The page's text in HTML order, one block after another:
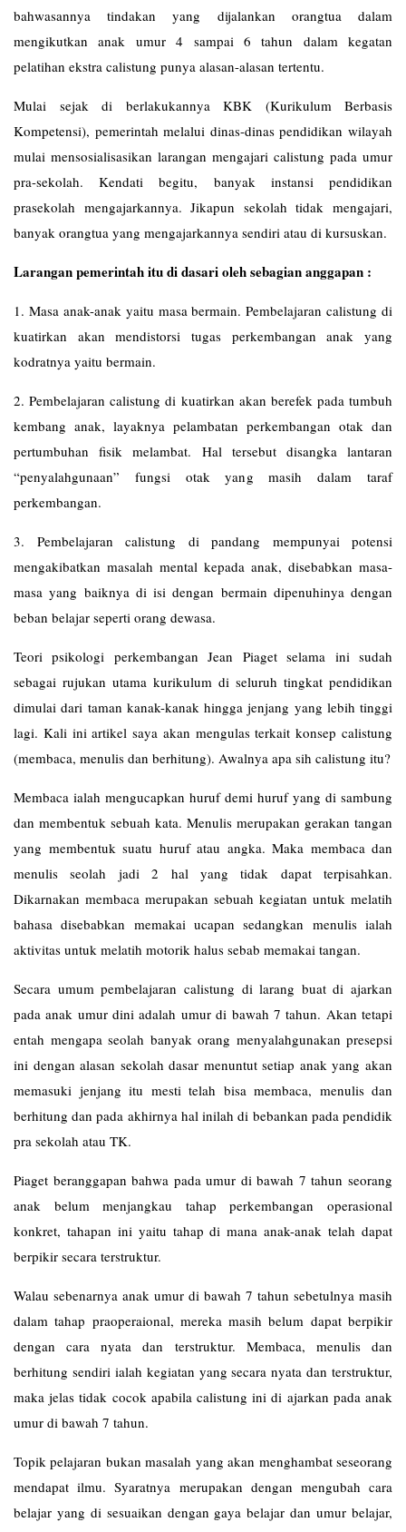
bahwasannya tindakan yang dijalankan orangtua dalam
mengikutkan anak umur 4 sampai 6 tahun dalam kegatan
pelatihan ekstra calistung punya alasan-alasan tertentu.
Mulai sejak di berlakukannya KBK (Kurikulum Berbasis
Kompetensi), pemerintah melalui dinas-dinas pendidikan wilayah
mulai mensosialisasikan larangan mengajari calistung pada umur
pra-sekolah. Kendati begitu, banyak instansi pendidikan
prasekolah mengajarkannya. Jikapun sekolah tidak mengajari,
banyak orangtua yang mengajarkannya sendiri atau di kursuskan.
Larangan pemerintah itu di dasari oleh sebagian anggapan :
1. Masa anak-anak yaitu masa bermain. Pembelajaran calistung di
kuatirkan akan mendistorsi tugas perkembangan anak yang
kodratnya yaitu bermain.
2. Pembelajaran calistung di kuatirkan akan berefek pada tumbuh
kembang anak, layaknya pelambatan perkembangan otak dan
pertumbuhan fisik melambat. Hal tersebut disangka lantaran
“penyalahgunaan” fungsi otak yang masih dalam taraf
perkembangan.
3. Pembelajaran calistung di pandang mempunyai potensi
mengakibatkan masalah mental kepada anak, disebabkan masa-
masa yang baiknya di isi dengan bermain dipenuhinya dengan
beban belajar seperti orang dewasa.
Teori psikologi perkembangan Jean Piaget selama ini sudah
sebagai rujukan utama kurikulum di seluruh tingkat pendidikan
dimulai dari taman kanak-kanak hingga jenjang yang lebih tinggi
lagi. Kali ini artikel saya akan mengulas terkait konsep calistung
(membaca, menulis dan berhitung). Awalnya apa sih calistung itu?
Membaca ialah mengucapkan huruf demi huruf yang di sambung
dan membentuk sebuah kata. Menulis merupakan gerakan tangan
yang membentuk suatu huruf atau angka. Maka membaca dan
menulis seolah jadi 2 hal yang tidak dapat terpisahkan.
Dikarnakan membaca merupakan sebuah kegiatan untuk melatih
bahasa disebabkan memakai ucapan sedangkan menulis ialah
aktivitas untuk melatih motorik halus sebab memakai tangan.
Secara umum pembelajaran calistung di larang buat di ajarkan
pada anak umur dini adalah umur di bawah 7 tahun. Akan tetapi
entah mengapa seolah banyak orang menyalahgunakan presepsi
ini dengan alasan sekolah dasar menuntut setiap anak yang akan
memasuki jenjang itu mesti telah bisa membaca, menulis dan
berhitung dan pada akhirnya hal inilah di bebankan pada pendidik
pra sekolah atau TK.
Piaget beranggapan bahwa pada umur di bawah 7 tahun seorang
anak belum menjangkau tahap perkembangan operasional
konkret, tahapan ini yaitu tahap di mana anak-anak telah dapat
berpikir secara terstruktur.
Walau sebenarnya anak umur di bawah 7 tahun sebetulnya masih
dalam tahap praoperaional, mereka masih belum dapat berpikir
dengan cara nyata dan terstruktur. Membaca, menulis dan
berhitung sendiri ialah kegiatan yang secara nyata dan terstruktur,
maka jelas tidak cocok apabila calistung ini di ajarkan pada anak
umur di bawah 7 tahun.
Topik pelajaran bukan masalah yang akan menghambat seseorang
mendapat ilmu. Syaratnya merupakan dengan mengubah cara
belajar yang di sesuaikan dengan gaya belajar dan umur belajar,